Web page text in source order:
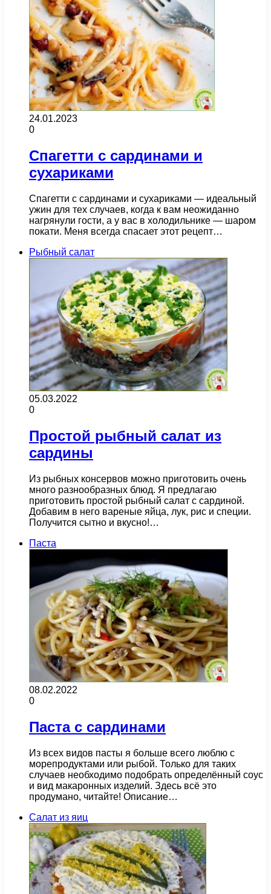
24.01.2023
0
Спагетти с сардинами и
сухариками
Спагетти с сардинами и сухариками — идеальный
ужин для тех случаев, когда к вам неожиданно
нагрянули гости, а у вас в холодильнике — шаром
покати. Меня всегда спасает этот рецепт…
Рыбный салат
05.03.2022
0
Простой рыбный салат из
сардины
Из рыбных консервов можно приготовить очень
много разнообразных блюд. Я предлагаю
приготовить простой рыбный салат с сардиной.
Добавим в него вареные яйца, лук, рис и специи.
Получится сытно и вкусно!…
Паста
08.02.2022
0
Паста с сардинами
Из всех видов пасты я больше всего люблю с
морепродуктами или рыбой. Только для таких
случаев необходимо подобрать определённый соус
и вид макаронных изделий. Здесь всё это
продумано, читайте! Описание…
Салат из яиц